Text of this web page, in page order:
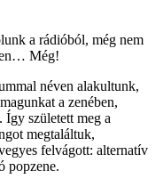
a rádióból, még nem
Még!
néven alakultunk,
a zenében,
Így született meg a
megtaláltuk,
felvágott: alternatív
popzene.